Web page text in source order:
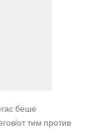
беше
тим против